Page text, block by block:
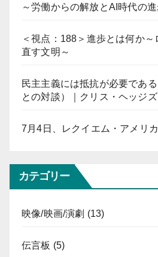
～労働からの解放とAI時代の
＜視点：188＞進歩とは何か
直す文明～
民主主義には抵抗が必要であ
との対談）｜クリス・ヘッジ
7月4日、レクイエム・アメリカ
カテゴリー
映像/映画/演劇 (13)
伝言板 (5)